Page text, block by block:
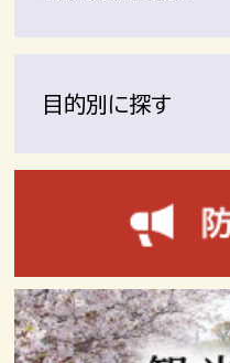
目的別に探す